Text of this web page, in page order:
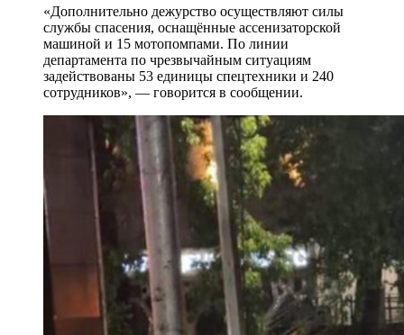
«Дополнительно дежурство осуществляют силы
службы спасения, оснащённые ассенизаторской
машиной и 15 мотопомпами. По линии
департамента по чрезвычайным ситуациям
задействованы 53 единицы спецтехники и 240
сотрудников», — говорится в сообщении.